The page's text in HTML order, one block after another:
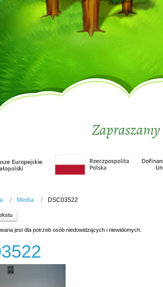
Zapraszamy
Media DSC03522
jest dla potrzeb osób niedowidzących i niewidomych.